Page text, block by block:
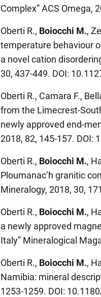
Complex” ACS Omega,
Oberti R., Boiocchi M.,
temperature behaviour
a novel cation
30, 437-449. DOI:
Oberti R., Camara F.,
from the Limecrest-
newly approved end-
2018, 82, 145-157. DOI:
Oberti R., Boiocchi M.,
Ploumanac’h granitic
Mineralogy, 2018, 30,
Oberti R., Boiocchi M.,
a newly approved
Italy” Mineralogical
Oberti R., Boiocchi M.,
Namibia: mineral
1253-1259. DOI: